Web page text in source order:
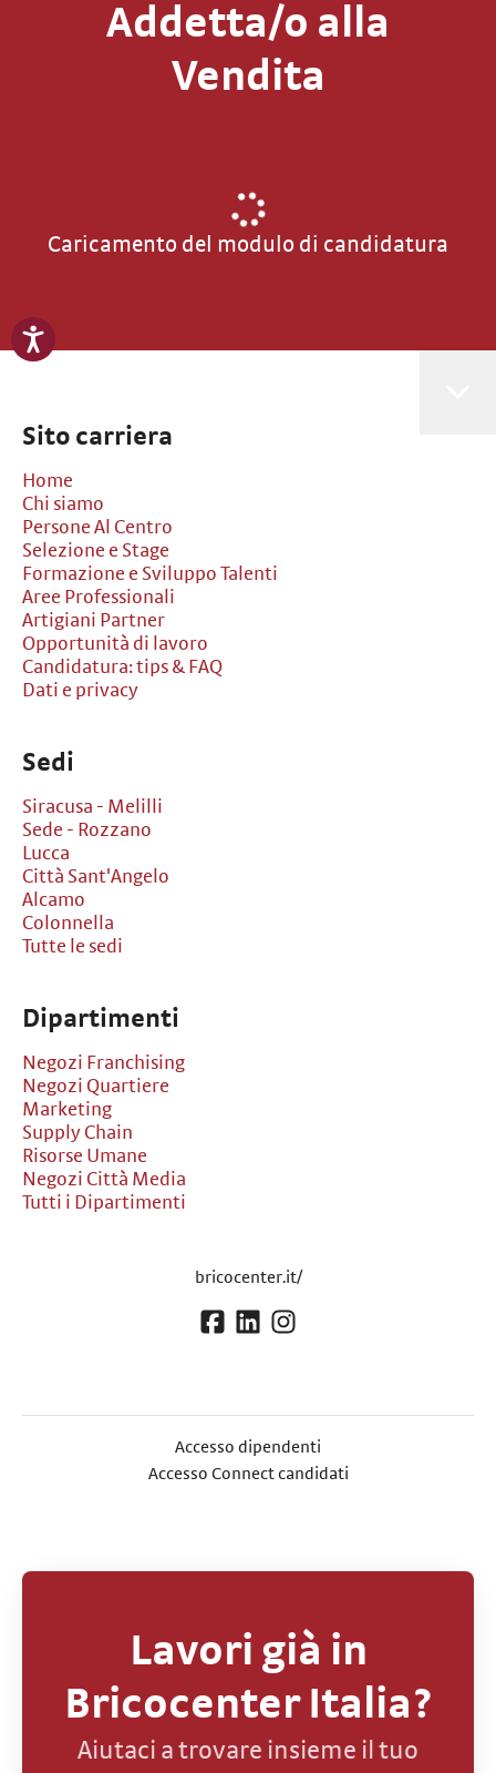
Addetta/o alla
Vendita
Caricamento del modulo di candidatura
Sito carriera
Home
Chi siamo
Persone Al Centro
Selezione e Stage
Formazione e Sviluppo Talenti
Aree Professionali
Artigiani Partner
Opportunità di lavoro
Candidatura: tips & FAQ
Dati e privacy
Sedi
Siracusa - Melilli
Sede - Rozzano
Lucca
Città Sant'Angelo
Alcamo
Colonnella
Tutte le sedi
Dipartimenti
Negozi Franchising
Negozi Quartiere
Marketing
Supply Chain
Risorse Umane
Negozi Città Media
Tutti i Dipartimenti
bricocenter.it/
Accesso dipendenti
Accesso Connect candidati
Lavori già in
Bricocenter Italia?
Aiutaci a trovare insieme il tuo